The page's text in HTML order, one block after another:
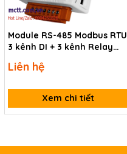
Module RS-485 Modbus RTU
3 kênh DI + 3 kênh Relay
Liên hệ
Xem chi tiết